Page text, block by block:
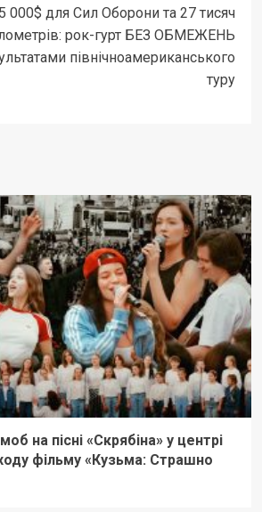
000$ для Сил Оборони та 27 тисяч
рок-гурт БЕЗ ОБМЕЖЕНЬ
північноамериканського
туру
на пісні «Скрябіна» у центрі
фільму «Кузьма: Страшно